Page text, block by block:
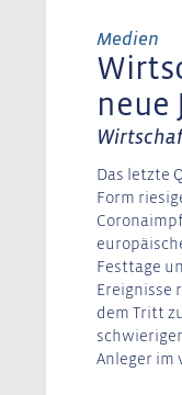
Medien
neue
Das letzte
Form
Festtage
Ereignisse
dem Tritt
Anleger im